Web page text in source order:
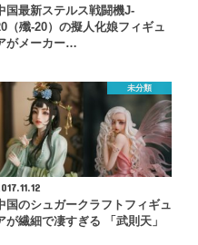
国最新ステルス戦闘機J-
（殲-20）の擬人化娘フィギュ
がメーカー…
未分類
国のシュガークラフトフィギュ
が繊細で凄すぎる 「武則天」